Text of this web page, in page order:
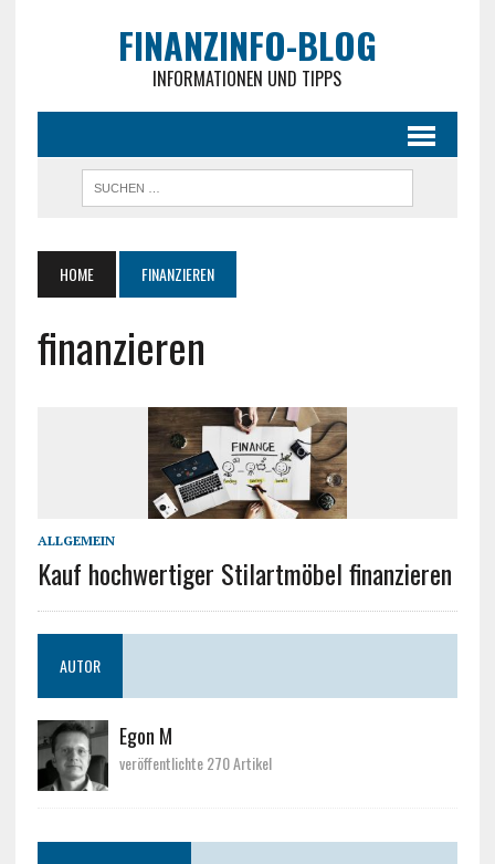
FINANZINFO-BLOG
INFORMATIONEN UND TIPPS
HOME FINANZIEREN
finanzieren
ALLGEMEIN
Kauf hochwertiger Stilartmöbel finanzieren
AUTOR
Egon M
veröffentlichte 270 Artikel